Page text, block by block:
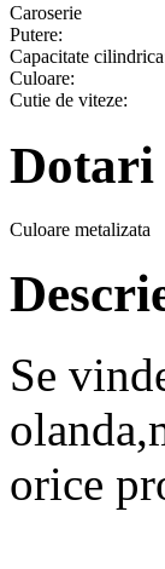
Caroserie
Putere:
Capacitate
Culoare:
Cutie de viteze:
Dotari
Culoare metalizata
Se
orice